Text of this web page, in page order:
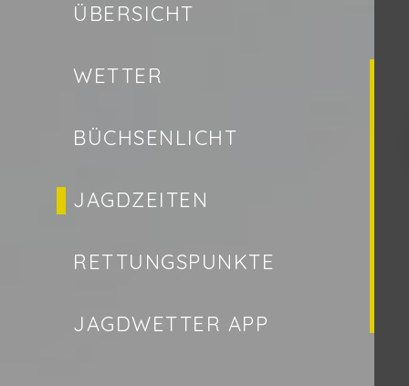
ÜBERSICHT
WETTER
BÜCHSENLICHT
JAGDZEITEN
RETTUNGSPUNKTE
JAGDWETTER APP